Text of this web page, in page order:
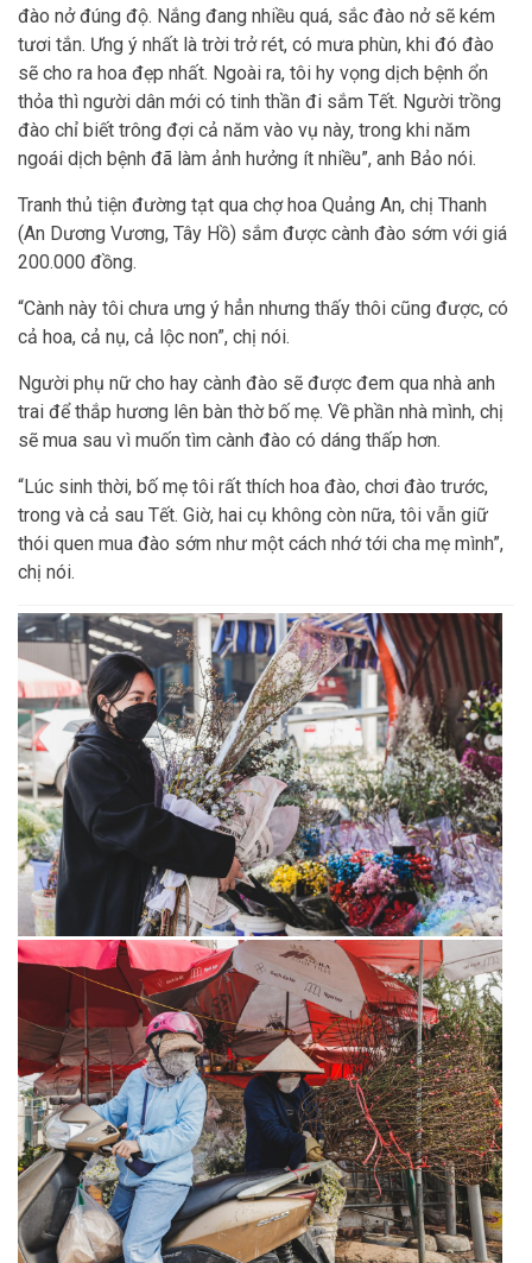
đào nở đúng độ. Nắng đang nhiều quá, sắc đào nở sẽ kém
tươi tắn. Ưng ý nhất là trời trở rét, có mưa phùn, khi đó đào
sẽ cho ra hoa đẹp nhất. Ngoài ra, tôi hy vọng dịch bệnh ổn
thỏa thì người dân mới có tinh thần đi sắm Tết. Người trồng
đào chỉ biết trông đợi cả năm vào vụ này, trong khi năm
ngoái dịch bệnh đã làm ảnh hưởng ít nhiều”, anh Bảo nói.
Tranh thủ tiện đường tạt qua chợ hoa Quảng An, chị Thanh
(An Dương Vương, Tây Hồ) sắm được cành đào sớm với giá
200.000 đồng.
“Cành này tôi chưa ưng ý hẳn nhưng thấy thôi cũng được, có
cả hoa, cả nụ, cả lộc non”, chị nói.
Người phụ nữ cho hay cành đào sẽ được đem qua nhà anh
trai để thắp hương lên bàn thờ bố mẹ. Về phần nhà mình, chị
sẽ mua sau vì muốn tìm cành đào có dáng thấp hơn.
“Lúc sinh thời, bố mẹ tôi rất thích hoa đào, chơi đào trước,
trong và cả sau Tết. Giờ, hai cụ không còn nữa, tôi vẫn giữ
thói quen mua đào sớm như một cách nhớ tới cha mẹ mình”,
chị nói.